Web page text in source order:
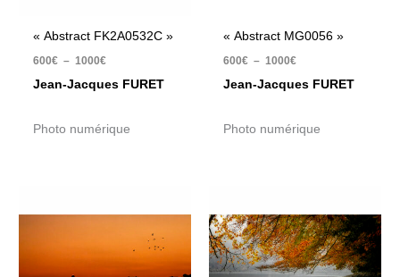
« Abstract FK2A0532C »
600€ – 1000€
Jean-Jacques FURET
Photo numérique
« Abstract MG0056 »
600€ – 1000€
Jean-Jacques FURET
Photo numérique
500€
prix :
350€
à
500€